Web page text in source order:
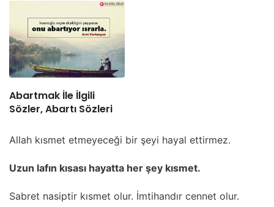
Abartmak İle İlgili
Sözler, Abartı Sözleri
Allah kısmet etmeyeceği bir şeyi hayal ettirmez.
Uzun lafın kısası hayatta her şey kısmet.
Sabret nasiptir kısmet olur. İmtihandır cennet olur.